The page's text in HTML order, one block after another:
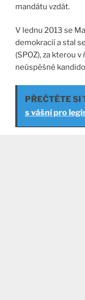
mandátu vzdát.
V lednu 2013 se
demokracií a stal
(SPOZ), za kterou
neúspěšně
PŘEČTĚTE SI
s vášní pro